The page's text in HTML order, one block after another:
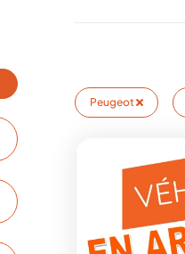
Peugeot